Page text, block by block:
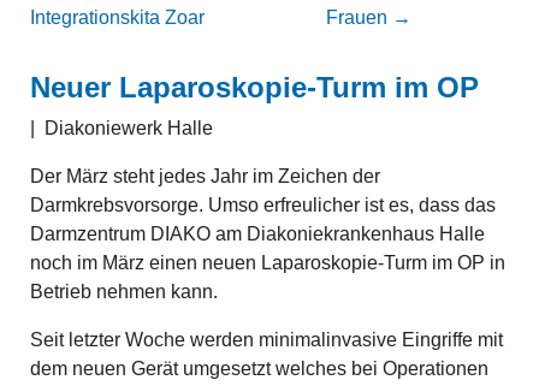
Integrationskita Zoar
Frauen →
Neuer Laparoskopie-Turm im OP
Diakoniewerk Halle
Der März steht jedes Jahr im Zeichen der
Darmkrebsvorsorge. Umso erfreulicher ist es, dass das
Darmzentrum DIAKO am Diakoniekrankenhaus Halle
noch im März einen neuen Laparoskopie-Turm im OP in
Betrieb nehmen kann.
Seit letzter Woche werden minimalinvasive Eingriffe mit
dem neuen Gerät umgesetzt welches bei Operationen